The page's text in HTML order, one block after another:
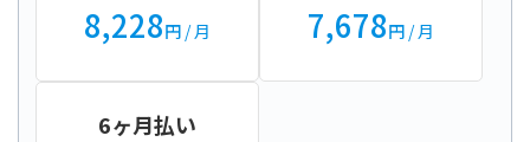
8,228円 / 月 7,678円 / 月
6ヶ月払い